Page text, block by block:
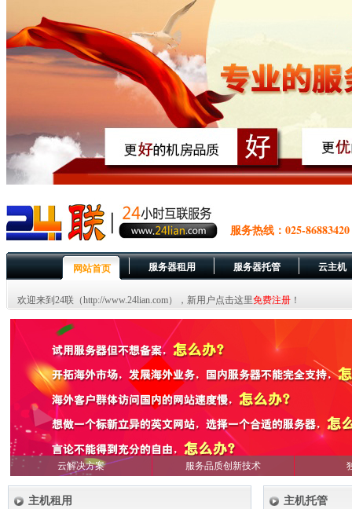
服务热线：025-86883420
网站首页 服务器租用 服务器托管 云主机
欢迎来到24联（http://www.24lian.com），新用户点击这里免费注册 ！
云解决方案 服务品质创新技术
主机租用 主机托管